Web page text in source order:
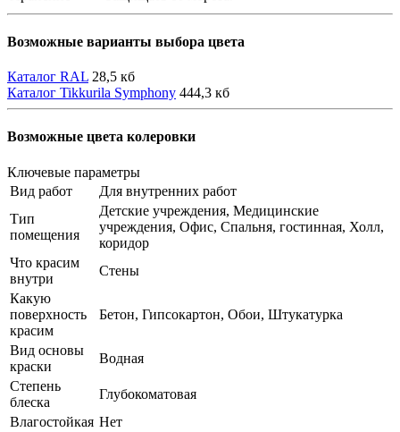
Возможные варианты выбора цвета
Каталог RAL 28,5 кб
Каталог Tikkurila Symphony 444,3 кб
Возможные цвета колеровки
Ключевые параметры
Вид работ
Для внутренних работ
Тип
помещения
Детские учреждения, Медицинские
учреждения, Офис, Спальня, гостинная, Холл,
коридор
Что красим
внутри
Стены
Какую
поверхность
красим
Бетон, Гипсокартон, Обои, Штукатурка
Вид основы
краски
Водная
Степень
блеска
Глубокоматовая
Влагостойкая Нет